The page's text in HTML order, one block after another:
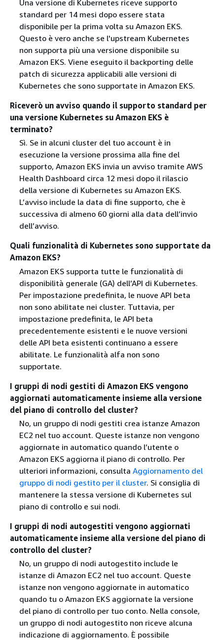
Una versione di Kubernetes riceve supporto
standard per 14 mesi dopo essere stata
disponibile per la prima volta su Amazon EKS.
Questo è vero anche se l'upstream Kubernetes
non supporta più una versione disponibile su
Amazon EKS. Viene eseguito il backporting delle
patch di sicurezza applicabili alle versioni di
Kubernetes che sono supportate in Amazon EKS.
Riceverò un avviso quando il supporto standard per
una versione Kubernetes su Amazon EKS è
terminato?
Sì. Se in alcuni cluster del tuo account è in
esecuzione la versione prossima alla fine del
supporto, Amazon EKS invia un avviso tramite AWS
Health Dashboard circa 12 mesi dopo il rilascio
della versione di Kubernetes su Amazon EKS.
L’avviso include la data di fine supporto, che è
successiva di almeno 60 giorni alla data dell’invio
dell’avviso.
Quali funzionalità di Kubernetes sono supportate da
Amazon EKS?
Amazon EKS supporta tutte le funzionalità di
disponibilità generale (GA) dell’API di Kubernetes.
Per impostazione predefinita, le nuove API beta
non sono abilitate nei cluster. Tuttavia, per
impostazione predefinita, le API beta
precedentemente esistenti e le nuove versioni
delle API beta esistenti continuano a essere
abilitate. Le funzionalità alfa non sono
supportate.
I gruppi di nodi gestiti di Amazon EKS vengono
aggiornati automaticamente insieme alla versione
del piano di controllo del cluster?
No, un gruppo di nodi gestiti crea istanze Amazon
EC2 nel tuo account. Queste istanze non vengono
aggiornate in automatico quando l’utente o
Amazon EKS aggiorna il piano di controllo. Per
ulteriori informazioni, consulta Aggiornamento del
gruppo di nodi gestito per il cluster. Si consiglia di
mantenere la stessa versione di Kubernetes sul
piano di controllo e sui nodi.
I gruppi di nodi autogestiti vengono aggiornati
automaticamente insieme alla versione del piano di
controllo del cluster?
No, un gruppo di nodi autogestito include le
istanze di Amazon EC2 nel tuo account. Queste
istanze non vengono aggiornate in automatico
quando tu o Amazon EKS aggiornate la versione
del piano di controllo per tuo conto. Nella console,
un gruppo di nodi autogestito non riceve alcuna
indicazione di aggiornamento. È possibile